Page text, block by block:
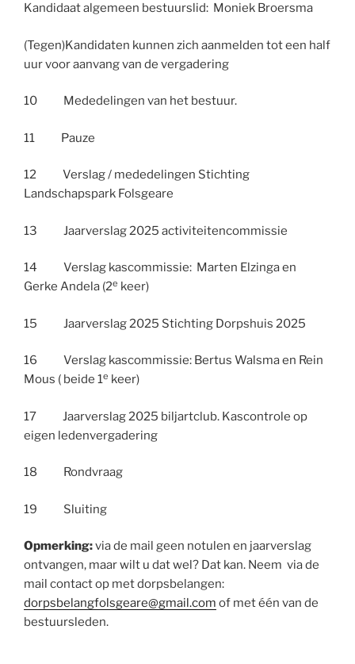
Kandidaat algemeen bestuurslid: Moniek Broersma
(Tegen)Kandidaten kunnen zich aanmelden tot een half
uur voor aanvang van de vergadering
10 Mededelingen van het bestuur.
11 Pauze
12 Verslag / mededelingen Stichting
Landschapspark Folsgeare
13 Jaarverslag 2025 activiteitencommissie
14 Verslag kascommissie: Marten Elzinga en
Gerke Andela (2e keer)
15 Jaarverslag 2025 Stichting Dorpshuis 2025
16 Verslag kascommissie: Bertus Walsma en Rein
Mous ( beide 1e keer)
17 Jaarverslag 2025 biljartclub. Kascontrole op
eigen ledenvergadering
18 Rondvraag
19 Sluiting
Opmerking:via de mail geen notulen en jaarverslag
ontvangen, maar wilt u dat wel? Dat kan. Neem via de
mail contact op met dorpsbelangen:
dorpsbelangfolsgeare@gmail.com of met één van de
bestuursleden.